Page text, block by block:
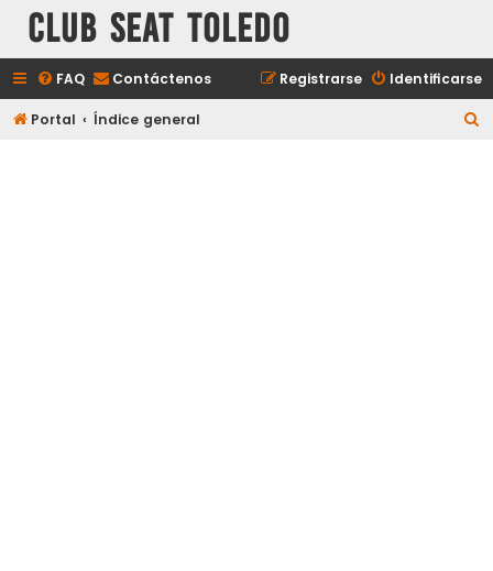
Club Seat Toledo
FAQ Contáctenos Identificarse
Registrarse
Portal Índice general